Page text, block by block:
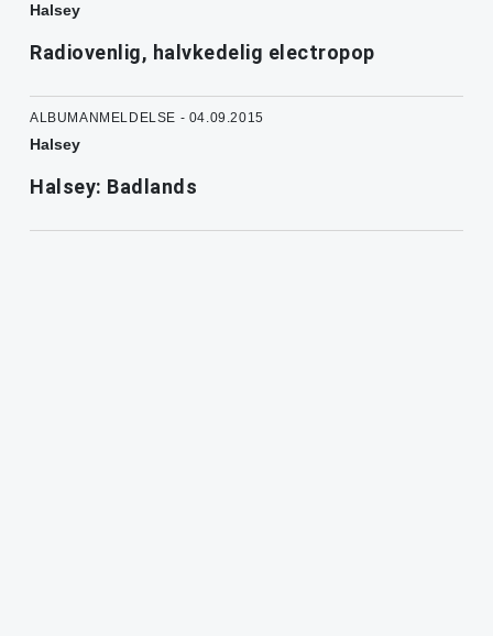
Halsey
Radiovenlig, halvkedelig electropop
ALBUMANMELDELSE - 04.09.2015
Halsey
Halsey: Badlands